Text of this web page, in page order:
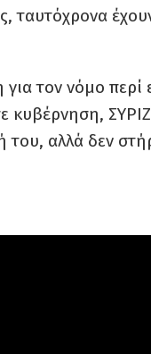
ταυτόχρονα
τον νόμο
κυβέρνηση,
του, αλλά δεν